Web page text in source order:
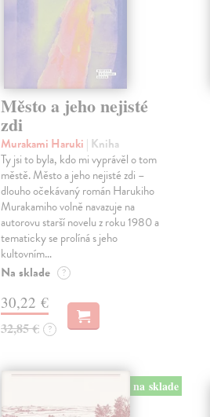
Město a jeho nejisté
zdi
Murakami Haruki | Kniha
Ty jsi to byla, kdo mi vyprávěl o tom
městě. Město a jeho nejisté zdi –
dlouho očekávaný román Harukiho
Murakamiho volně navazuje na
autorovu starší novelu z roku 1980 a
tematicky se prolíná s jeho
kultovním…
Na sklade ?
30,22 €
32,85 € ?
na sklade